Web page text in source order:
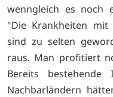
wenngleich es noch
"Die Krankheiten
sind zu selten
raus. Man profitiert
Bereits bestehende
Nachbarländern